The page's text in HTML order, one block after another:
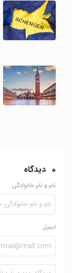
0 دیدگاه
نام و نام خانوادگی
ایمیل